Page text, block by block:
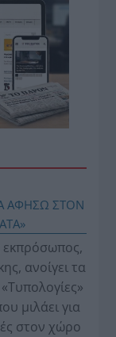
ΑΦΗΣΩ ΣΤΟΝ
εκπρόσωπος,
ανοίγει τα
μιλάει για
στον χώρο